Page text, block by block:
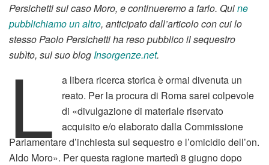
Persichetti sul caso Moro, e continueremo a farlo. Quine
pubblichiamo un altro, anticipato dall’articolo con cui lo
stesso Paolo Persichetti ha reso pubblico il sequestro
subìto, sul suo blogInsorgenze.net.
L
a libera ricerca storica è ormai divenuta un
reato. Per la procura di Roma sarei colpevole
di «divulgazione di materiale riservato
acquisito e/o elaborato dalla Commissione
Parlamentare d’inchiesta sul sequestro e l’omicidio dell’on.
Aldo Moro». Per questa ragione martedì 8 giugno dopo